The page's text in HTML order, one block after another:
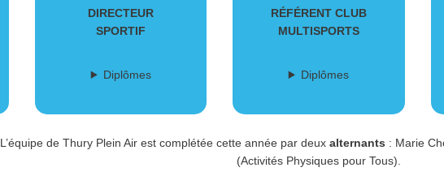
DIRECTEUR
SPORTIF
Diplômes
RÉFÉRENT CLUB
MULTISPORTS
Diplômes
L’équipe de Thury Plein Air est complétée cette année par deux alternants : Marie
(Activités Physiques pour Tous).